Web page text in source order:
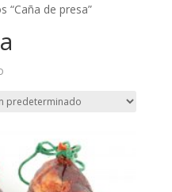
“Caña de presa”